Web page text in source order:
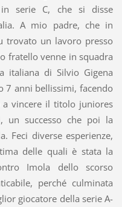
in serie C, che si disse
A mio padre, che in
trovato un lavoro presso
fratello venne in squadra
italiana di Silvio Gigena
7 anni bellissimi, facendo
a vincere il titolo juniores
un successo che poi la
Feci diverse esperienze,
delle quali è stata la
Imola dello scorso
perché culminata
giocatore della serie A-